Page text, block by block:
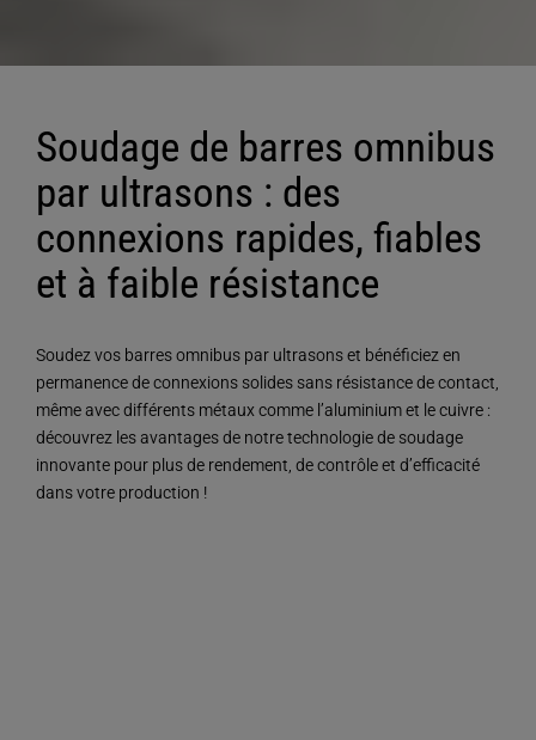
Soudage de barres omnibus
par ultrasons : des
connexions rapides, fiables
et à faible résistance
Soudez vos barres omnibus par ultrasons et bénéficiez en
permanence de connexions solides sans résistance de contact,
même avec différents métaux comme l’aluminium et le cuivre :
découvrez les avantages de notre technologie de soudage
innovante pour plus de rendement, de contrôle et d’efficacité
dans votre production !